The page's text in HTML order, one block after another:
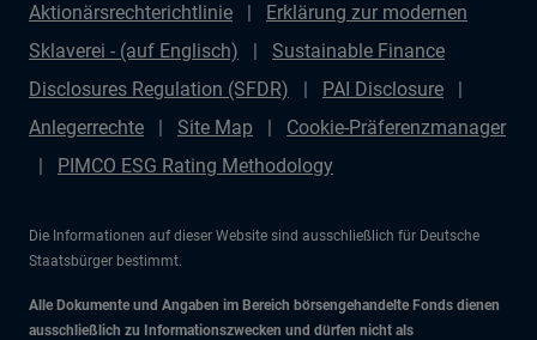
Aktionärsrechterichtlinie
Erklärung zur modernen
Sklaverei - (auf Englisch)
Sustainable Finance
Disclosures Regulation (SFDR)
PAI Disclosure
Anlegerrechte
Site Map
Cookie-Präferenzmanager
PIMCO ESG Rating Methodology
Die Informationen auf dieser Website sind ausschließlich für Deutsche
Staatsbürger bestimmt.
Alle Dokumente und Angaben im Bereich börsengehandelte Fonds dienen
ausschließlich zu Informationszwecken und dürfen nicht als